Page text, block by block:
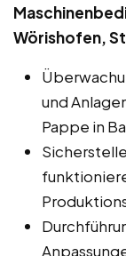
Wörishofen,
und
Pappe in